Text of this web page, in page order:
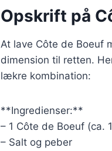
Opskrift på
At lave Côte de Boeuf
dimension til retten.
lækre kombination:
**Ingredienser:**
– 1 Côte de Boeuf (ca.
– Salt og peber